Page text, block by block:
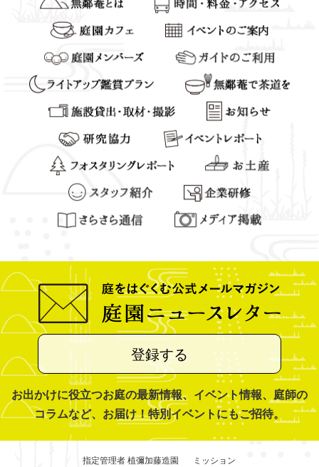
登録する
お出かけに役立つお庭の最新情報、イベント情報、庭師の
コラムなど、お届け！特別イベントにもご招待。
指定管理者 植彌加藤造園
ミッション